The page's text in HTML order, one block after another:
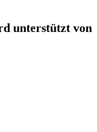
unterstützt von